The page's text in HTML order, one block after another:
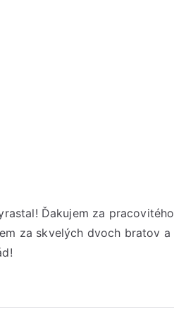
Ďakujem za pracovitého
za skvelých dvoch bratov a